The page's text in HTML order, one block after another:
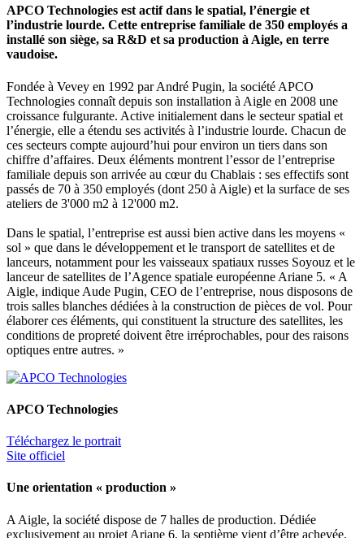
APCO Technologies est actif dans le spatial, l’énergie et
l’industrie lourde. Cette entreprise familiale de 350 employés a
installé son siège, sa R&D et sa production à Aigle, en terre
vaudoise.
Fondée à Vevey en 1992 par André Pugin, la société APCO
Technologies connaît depuis son installation à Aigle en 2008 une
croissance fulgurante. Active initialement dans le secteur spatial et
l’énergie, elle a étendu ses activités à l’industrie lourde. Chacun de
ces secteurs compte aujourd’hui pour environ un tiers dans son
chiffre d’affaires. Deux éléments montrent l’essor de l’entreprise
familiale depuis son arrivée au cœur du Chablais : ses effectifs sont
passés de 70 à 350 employés (dont 250 à Aigle) et la surface de ses
ateliers de 3'000 m2 à 12'000 m2.
Dans le spatial, l’entreprise est aussi bien active dans les moyens «
sol » que dans le développement et le transport de satellites et de
lanceurs, notamment pour les vaisseaux spatiaux russes Soyouz et le
lanceur de satellites de l’Agence spatiale européenne Ariane 5. « A
Aigle, indique Aude Pugin, CEO de l’entreprise, nous disposons de
trois salles blanches dédiées à la construction de pièces de vol. Pour
élaborer ces éléments, qui constituent la structure des satellites, les
conditions de propreté doivent être irréprochables, pour des raisons
optiques entre autres. »
APCO Technologies
Téléchargez le portrait
Site officiel
Une orientation « production »
A Aigle, la société dispose de 7 halles de production. Dédiée
exclusivement au projet Ariane 6, la septième vient d’être achevée.